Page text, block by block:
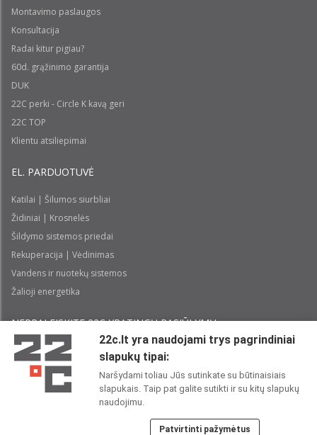
Montavimo paslaugos
Konsultacija
Radai kitur pigiau?
60d. grąžinimo garantija
DUK
22C perki - Circle K kavą geri
22C TOP
Klientu atsiliepimai
EL. PARDUOTUVĖ
Katilai | Šilumos siurbliai
Židiniai | Krosnelės
Šildymo sistemos priedai
Rekuperacija | Vėdinimas
Vandens ir nuotekų sistemos
Žalioji energetika
NEPRALEISKITE 22С YPATINGŲ PASIŪLYMŲ:
Perskaičiau ir sutinku su 22CPrivatumo politika
22c.lt yra naudojami trys pagrindiniai
slapukų tipai:
Naršydami toliau Jūs sutinkate su būtinaisiais
slapukais. Taip pat galite sutikti ir su kitų slapukų
naudojimu.
Patvirtinti pažymėtus